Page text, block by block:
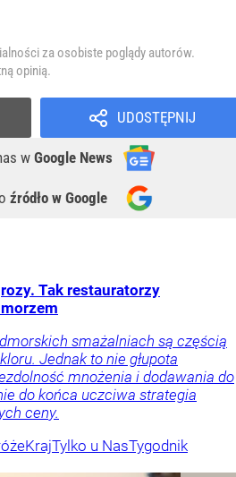
za osobiste poglądy autorów.
opinią.
UDOSTĘPNIJ
w Google News
źródło w Google
Tak restauratorzy
smażalniach są częścią
Jednak to nie głupota
mnożenia i dodawania do
do końca uczciwa strategia
ceny.
KrajTylko u NasTygodnik